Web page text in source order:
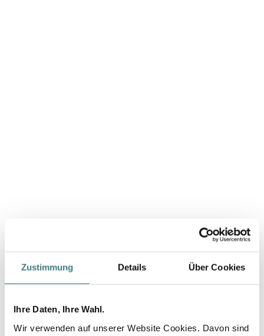
Zustimmung Details Über Cookies
Ihre Daten, Ihre Wahl.
Wir verwenden auf unserer Website Cookies. Davon sind